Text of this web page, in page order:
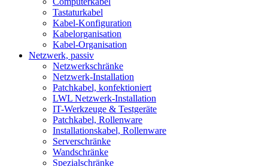
Tastaturkabel
Kabel-Konfiguration
Kabelorganisation
Kabel-Organisation
Netzwerk, passiv
Netzwerkschränke
Netzwerk-Installation
Patchkabel, konfektioniert
LWL Netzwerk-Installation
IT-Werkzeuge & Testgeräte
Patchkabel, Rollenware
Installationskabel, Rollenware
Serverschränke
Wandschränke
Spezialschränke